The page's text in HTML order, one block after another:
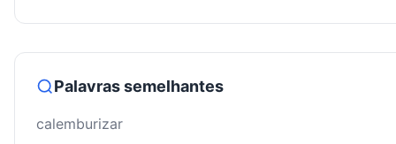
Palavras semelhantes
calemburizar